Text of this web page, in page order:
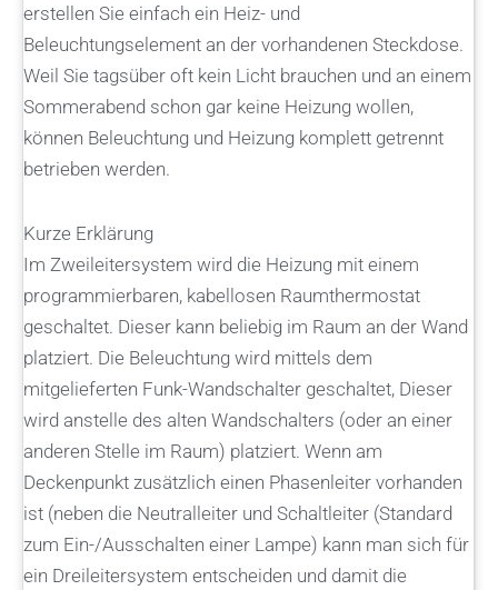
erstellen Sie einfach ein Heiz- und
Beleuchtungselement an der vorhandenen Steckdose.
Weil Sie tagsüber oft kein Licht brauchen und an einem
Sommerabend schon gar keine Heizung wollen,
können Beleuchtung und Heizung komplett getrennt
betrieben werden.
Kurze Erklärung
Im Zweileitersystem wird die Heizung mit einem
programmierbaren, kabellosen Raumthermostat
geschaltet. Dieser kann beliebig im Raum an der Wand
platziert. Die Beleuchtung wird mittels dem
mitgelieferten Funk-Wandschalter geschaltet, Dieser
wird anstelle des alten Wandschalters (oder an einer
anderen Stelle im Raum) platziert. Wenn am
Deckenpunkt zusätzlich einen Phasenleiter vorhanden
ist (neben die Neutralleiter und Schaltleiter (Standard
zum Ein-/Ausschalten einer Lampe) kann man sich für
ein Dreileitersystem entscheiden und damit die